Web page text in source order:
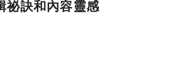
祕訣和內容靈感